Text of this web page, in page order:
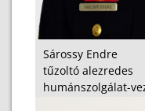
Sárossy Endre
tűzoltó alezredes
humánszolgálat-